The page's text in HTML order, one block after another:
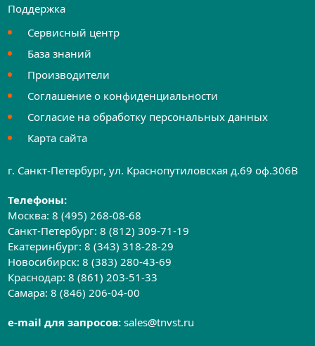
Поддержка
Сервисный центр
База знаний
Производители
Соглашение о конфиденциальности
Согласие на обработку персональных данных
Карта сайта
г. Санкт-Петербург, ул. Краснопутиловская д.69 оф.306B
Телефоны:
Москва:8 (495) 268-08-68
Санкт-Петербург:8 (812) 309-71-19
Екатеринбург:8 (343) 318-28-29
Новосибирск:8 (383) 280-43-69
Краснодар:8 (861) 203-51-33
Самара:8 (846) 206-04-00
e-mail для запросов:sales@tnvst.ru